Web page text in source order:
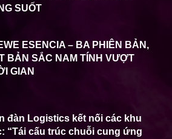
SUỐT
ESENCIA – BA PHIÊN BẢN,
BẢN SẮC NAM TÍNH VƯỢT
GIAN
đàn Logistics kết nối các khu
“Tái cấu trúc chuỗi cung ứng